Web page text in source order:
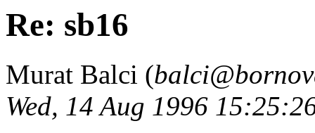
Re: sb16
Murat Balci (
Wed, 14 Aug 1996